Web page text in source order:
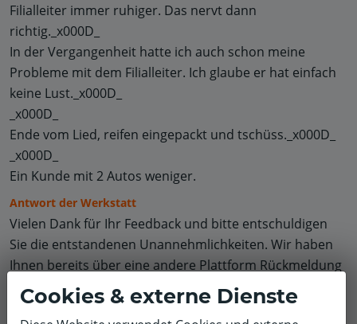
Filialleiter immer ruhiger. Das nervt dann
richtig._x000D_
In der Vergangenheit hatte ich auch schon meine
Probleme mit dem Filialleiter. Ich glaube er hat einfach
keine Lust._x000D_
_x000D_
Ende vom Lied, reifen eingepackt und tschüss._x000D_
_x000D_
Ein Kunde mit 2 Autos weniger.
Antwort der Werkstatt
Vielen Dank für Ihr Feedback und bitte entschuldigen
Sie die entstandenen Unannehmlichkeiten. Wir haben
Ihnen bereits über eine andere Plattform Rückmeldung
gegeben und hoffen, dass wir Ihre Anliegen damit
klären konnten. Falls noch Fragen offen sind, stehen wir
Cookies & externe Dienste